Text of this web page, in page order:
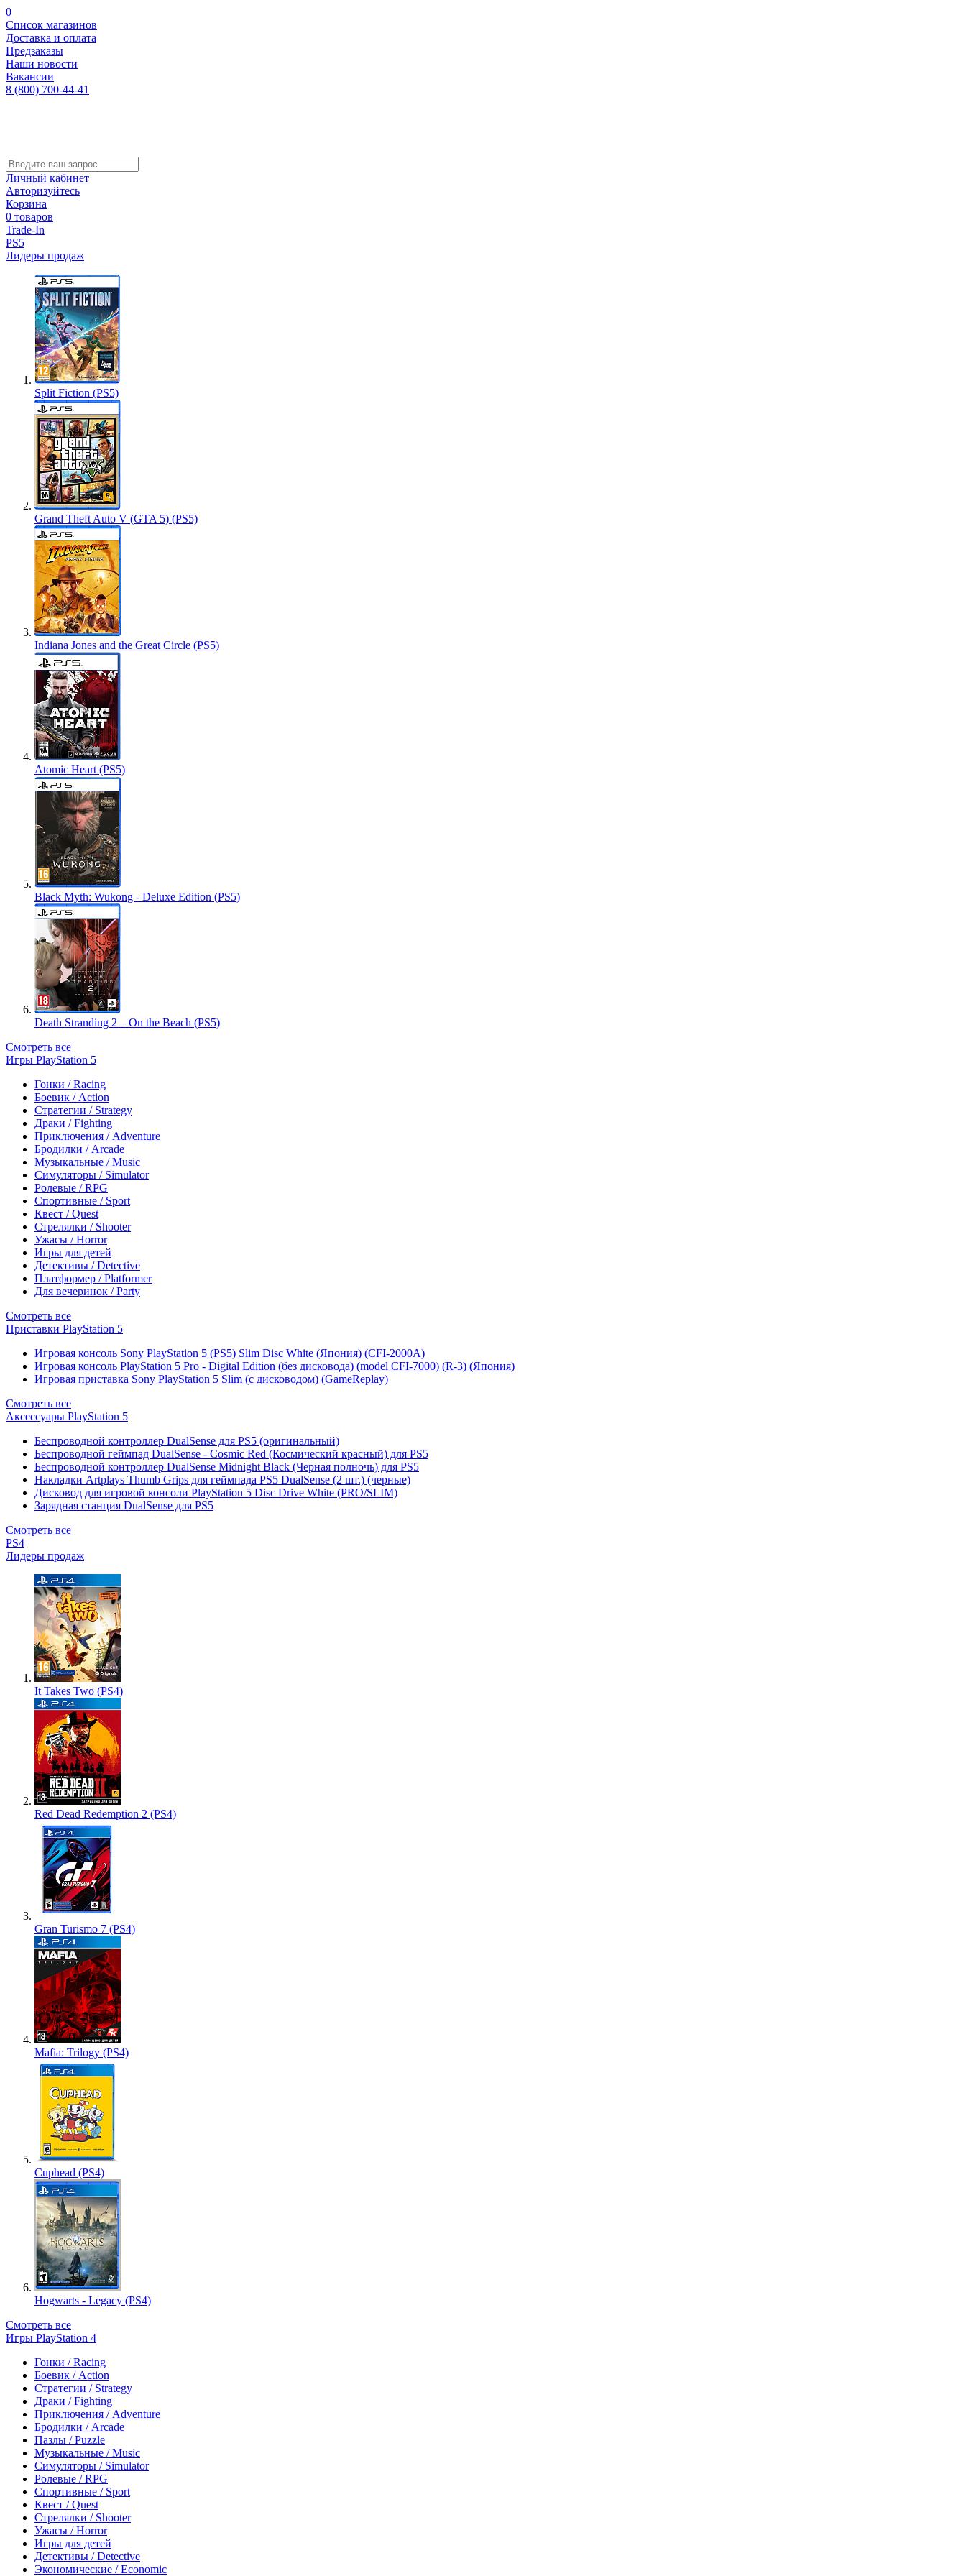
0
Список магазинов
Доставка и оплата
Предзаказы
Наши новости
Вакансии
8 (800) 700-44-41
Личный кабинет
Авторизуйтесь
Корзина
0 товаров
Trade-In
PS5
Лидеры продаж
Split Fiction (PS5)
Grand Theft Auto V (GTA 5) (PS5)
Indiana Jones and the Great Circle (PS5)
Atomic Heart (PS5)
Black Myth: Wukong - Deluxe Edition (PS5)
Death Stranding 2 – On the Beach (PS5)
Смотреть все
Игры PlayStation 5
Гонки / Racing
Боевик / Action
Стратегии / Strategy
Драки / Fighting
Приключения / Adventure
Бродилки / Arcade
Музыкальные / Music
Симуляторы / Simulator
Ролевые / RPG
Спортивные / Sport
Квест / Quest
Стрелялки / Shooter
Ужасы / Horror
Игры для детей
Детективы / Detective
Платформер / Platformer
Для вечеринок / Party
Смотреть все
Приставки PlayStation 5
Игровая консоль Sony PlayStation 5 (PS5) Slim Disc White (Япония) (CFI-2000A)
Игровая консоль PlayStation 5 Pro - Digital Edition (без дисковода) (model CFI-7000) (R-3) (Япония)
Игровая приставка Sony PlayStation 5 Slim (с дисководом) (GameReplay)
Смотреть все
Аксессуары PlayStation 5
Беспроводной контроллер DualSense для PS5 (оригинальный)
Беспроводной геймпад DualSense - Cosmic Red (Космический красный) для PS5
Беспроводной контроллер DualSense Midnight Black (Черная полночь) для PS5
Накладки Artplays Thumb Grips для геймпада PS5 DualSense (2 шт.) (черные)
Дисковод для игровой консоли PlayStation 5 Disc Drive White (PRO/SLIM)
Зарядная станция DualSense для PS5
Смотреть все
PS4
Лидеры продаж
It Takes Two (PS4)
Red Dead Redemption 2 (PS4)
Gran Turismo 7 (PS4)
Mafia: Trilogy (PS4)
Cuphead (PS4)
Hogwarts - Legacy (PS4)
Смотреть все
Игры PlayStation 4
Гонки / Racing
Боевик / Action
Стратегии / Strategy
Драки / Fighting
Приключения / Adventure
Бродилки / Arcade
Пазлы / Puzzle
Музыкальные / Music
Симуляторы / Simulator
Ролевые / RPG
Спортивные / Sport
Квест / Quest
Стрелялки / Shooter
Ужасы / Horror
Игры для детей
Детективы / Detective
Экономические / Economic